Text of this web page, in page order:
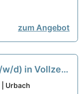
zum Angebot
d) in Vollzeit
Std. pro
| Urbach